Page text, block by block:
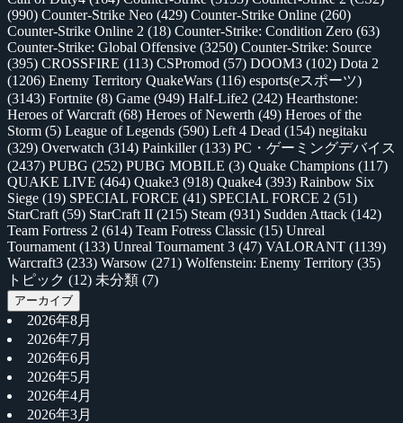
(990) Counter-Strike Neo (429) Counter-Strike Online (260)
Counter-Strike Online 2 (18) Counter-Strike: Condition Zero (63)
Counter-Strike: Global Offensive (3250) Counter-Strike: Source
(395) CROSSFIRE (113) CSPromod (57) DOOM3 (102) Dota 2
(1206) Enemy Territory QuakeWars (116) esports(eスポーツ)
(3143) Fortnite (8) Game (949) Half-Life2 (242) Hearthstone:
Heroes of Warcraft (68) Heroes of Newerth (49) Heroes of the
Storm (5) League of Legends (590) Left 4 Dead (154) negitaku
(329) Overwatch (314) Painkiller(133) PC・ゲーミングデバイス
(2437) PUBG (252) PUBG MOBILE (3) Quake Champions (117)
QUAKE LIVE (464) Quake3 (918) Quake4 (393) Rainbow Six
Siege (19) SPECIAL FORCE (41) SPECIAL FORCE 2 (51)
StarCraft (59) StarCraft II (215) Steam (931) Sudden Attack (142)
Team Fortress 2 (614) Team Fotress Classic (15) Unreal
Tournament (133) Unreal Tournament 3 (47) VALORANT (1139)
Warcraft3 (233) Warsow (271) Wolfenstein: Enemy Territory (35)
トピック (12) 未分類 (7)
アーカイブ
2026年8月
2026年7月
2026年6月
2026年5月
2026年4月
2026年3月